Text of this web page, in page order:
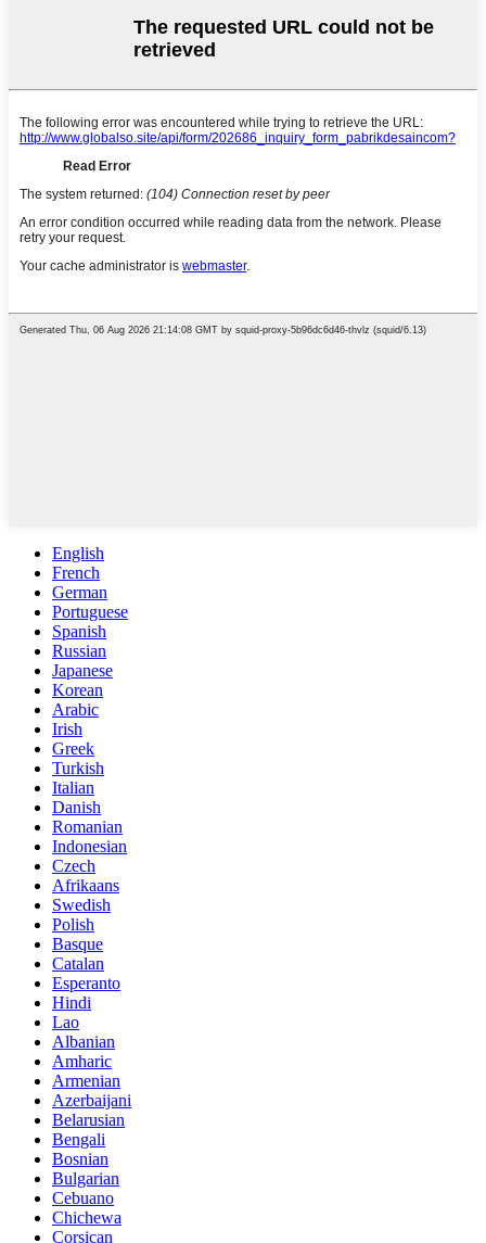
English
French
German
Portuguese
Spanish
Russian
Japanese
Korean
Arabic
Irish
Greek
Turkish
Italian
Danish
Romanian
Indonesian
Czech
Afrikaans
Swedish
Polish
Basque
Catalan
Esperanto
Hindi
Lao
Albanian
Amharic
Armenian
Azerbaijani
Belarusian
Bengali
Bosnian
Bulgarian
Cebuano
Chichewa
Corsican